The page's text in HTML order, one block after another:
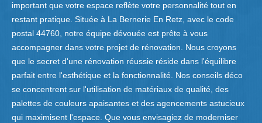
important que votre espace reflète votre personnalité tout en
restant pratique. Située à La Bernerie En Retz, avec le code
postal 44760, notre équipe dévouée est prête à vous
accompagner dans votre projet de rénovation. Nous croyons
que le secret d'une rénovation réussie réside dans l'équilibre
parfait entre l'esthétique et la fonctionnalité. Nos conseils déco
se concentrent sur l'utilisation de matériaux de qualité, des
palettes de couleurs apaisantes et des agencements astucieux
qui maximisent l'espace. Que vous envisagiez de moderniser